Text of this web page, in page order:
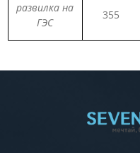
развилка на
ГЭС
355